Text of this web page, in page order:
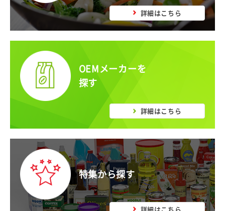
詳細はこちら
OEMメーカーを
探す
詳細はこちら
特集から探す